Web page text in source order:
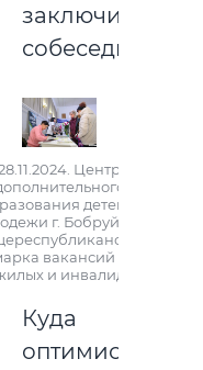
заключил
собеседник.
Центр
детей и
г. Бобруйска.
вакансий для
и инвалидов
Куда
оптимистичнее